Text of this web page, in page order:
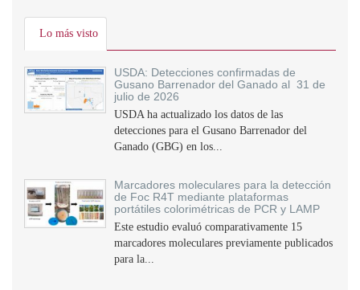
Lo más visto
USDA: Detecciones confirmadas de
Gusano Barrenador del Ganado al 31 de
julio de 2026
USDA ha actualizado los datos de las
detecciones para el Gusano Barrenador del
Ganado (GBG) en los...
Marcadores moleculares para la detección
de Foc R4T mediante plataformas
portátiles colorimétricas de PCR y LAMP
Este estudio evaluó comparativamente 15
marcadores moleculares previamente publicados
para la...